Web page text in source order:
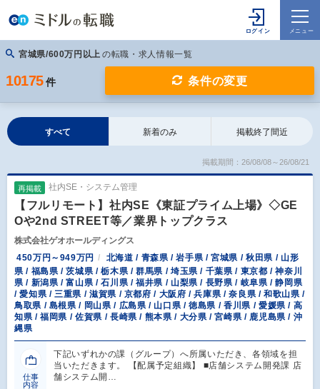
宮城県/600万円以上 の転職・求人情報一覧
10175 件 条件の変更
すべて 新着のみ 掲載終了間近
掲載期間：26/08/08～26/08/21
再掲載 社内SE・システム管理
【フルリモート】社内SE《東証プライム上場》◇GE
Oや2nd STREET等／業界トップクラス
株式会社ゲオホールディングス
450万円～949万円
北海道 / 青森県 / 岩手県 / 宮城県 / 秋田県 / 山形
県 / 福島県 / 茨城県 / 栃木県 / 群馬県 / 埼玉県 / 千葉県 / 東京都 / 神奈川
県 / 新潟県 / 富山県 / 石川県 / 福井県 / 山梨県 / 長野県 / 岐阜県 / 静岡県
/ 愛知県 / 三重県 / 滋賀県 / 京都府 / 大阪府 / 兵庫県 / 奈良県 / 和歌山県 /
鳥取県 / 島根県 / 岡山県 / 広島県 / 山口県 / 徳島県 / 香川県 / 愛媛県 / 高
知県 / 福岡県 / 佐賀県 / 長崎県 / 熊本県 / 大分県 / 宮崎県 / 鹿児島県 / 沖
縄県
仕事
内容
下記いずれかの課（グループ）へ所属いただき、各領域を担
当いただきます。 【配属予定組織】 ■店舗システム開発課 店
舗システム開…